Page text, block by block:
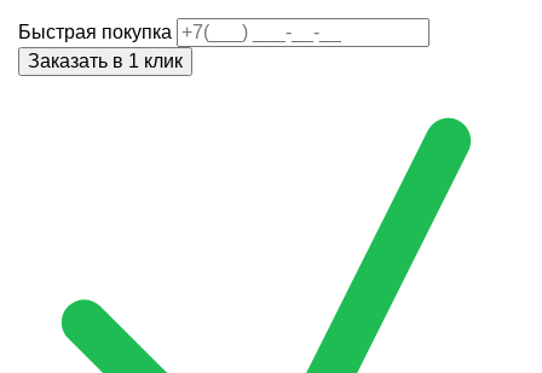
Быстрая покупка